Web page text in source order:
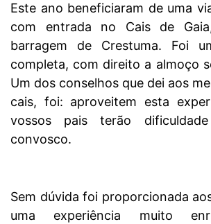
Este ano beneficiaram de uma
com entrada no Cais de
barragem de Crestuma. Foi
completa, com direito a almoço
Um dos conselhos que dei aos
cais, foi: aproveitem esta
vossos pais terão
convosco.
Sem dúvida foi proporcionada
uma experiência muito